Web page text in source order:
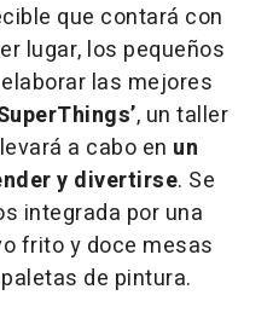
que contará con
lugar, los pequeños
las mejores
, un taller
a cabo en un
y divertirse. Se
integrada por una
frito y doce mesas
de pintura.